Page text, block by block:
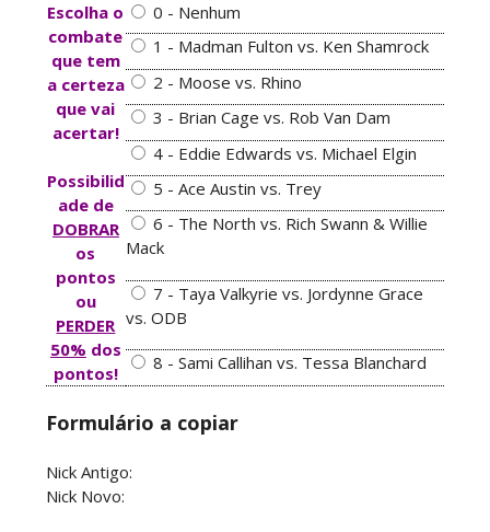
Escolha o
combate
que tem
a certeza
que vai
acertar!
Possibilid
ade de
DOBRAR
os
pontos
ou
PERDER
50% dos
pontos!
0 - Nenhum
1 - Madman Fulton vs. Ken Shamrock
2 - Moose vs. Rhino
3 - Brian Cage vs. Rob Van Dam
4 - Eddie Edwards vs. Michael Elgin
5 - Ace Austin vs. Trey
6 - The North vs. Rich Swann & Willie
Mack
7 - Taya Valkyrie vs. Jordynne Grace
vs. ODB
8 - Sami Callihan vs. Tessa Blanchard
Formulário a copiar
Nick Antigo:
Nick Novo: